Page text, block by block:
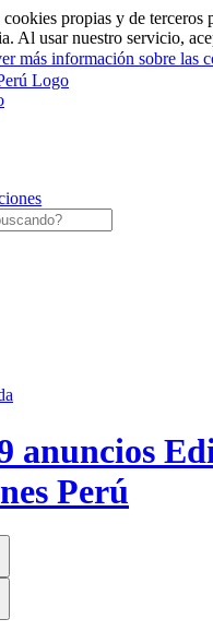
propias y de terceros
Al usar nuestro servicio,
más información sobre las
anuncios
Perú